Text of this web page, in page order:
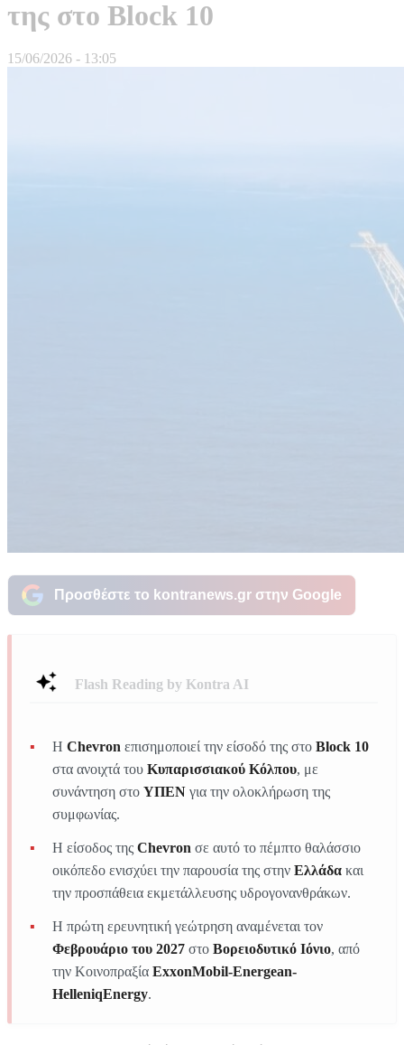
της στο Block 10
15/06/2026 - 13:05
Προσθέστε το kontranews.gr στην Google
Flash Reading by Kontra AI
Η Chevron επισημοποιεί την είσοδό της στο Block 10
στα ανοιχτά του Κυπαρισσιακού Κόλπου, με
συνάντηση στο ΥΠΕΝ για την ολοκλήρωση της
συμφωνίας.
Η είσοδος της Chevron σε αυτό το πέμπτο θαλάσσιο
οικόπεδο ενισχύει την παρουσία της στην Ελλάδα και
την προσπάθεια εκμετάλλευσης υδρογονανθράκων.
Η πρώτη ερευνητική γεώτρηση αναμένεται τον
Φεβρουάριο του 2027 στο Βορειοδυτικό Ιόνιο, από
την Κοινοπραξία ExxonMobil-Energean-
HelleniqEnergy.